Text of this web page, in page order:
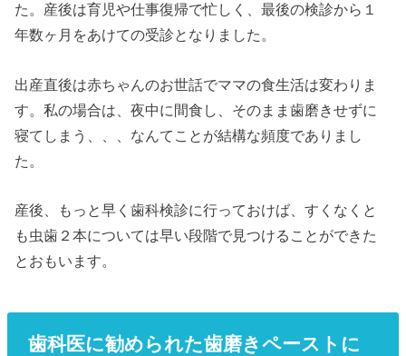
た。産後は育児や仕事復帰で忙しく、最後の検診から１
年数ヶ月をあけての受診となりました。
出産直後は赤ちゃんのお世話でママの食生活は変わりま
す。私の場合は、夜中に間食し、そのまま歯磨きせずに
寝てしまう、、、なんてことが結構な頻度でありまし
た。
産後、もっと早く歯科検診に行っておけば、すくなくと
も虫歯２本については早い段階で見つけることができた
とおもいます。
歯科医に勧められた歯磨きペーストに